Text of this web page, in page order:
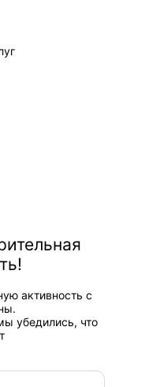
активность с
убедились, что